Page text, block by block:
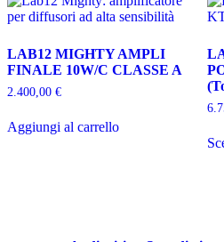
Le
opzioni
essere
scelte
nella
prodotto
LAB12 MIGHTY AMPLI
FINALE 10W/C CLASSE A
2.400,00 €
Aggiungi al carrello